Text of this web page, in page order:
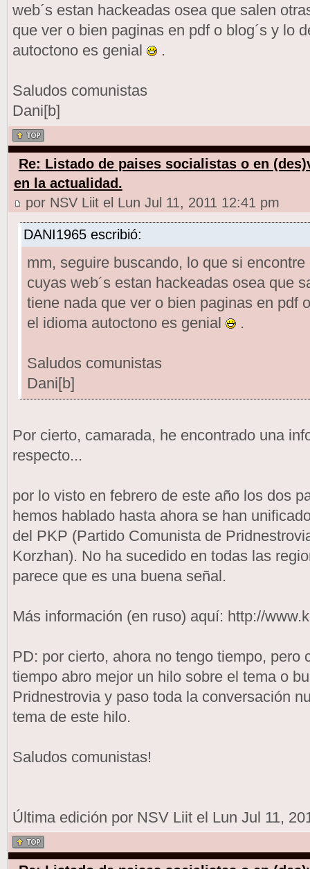
web´s estan hackeadas osea que salen
que ver o bien paginas en pdf o blog´s y lo
autoctono es genial
.
Saludos comunistas
Dani[b]
Re: Listado de paises socialistas o en
en la actualidad.
por NSV Liit el Lun Jul 11, 2011 12:41 pm
DANI1965 escribió:
mm, seguire buscando, lo que si
cuyas web´s estan hackeadas osea que
tiene nada que ver o bien paginas en pdf
el idioma autoctono es genial
.
Saludos comunistas
Dani[b]
Por cierto, camarada, he encontrado una
respecto...
por lo visto en febrero de este año los dos
hemos hablado hasta ahora se han
del PKP (Partido Comunista de
Korzhan). No ha sucedido en todas las
parece que es una buena señal.
Más información (en ruso) aquí: http://
PD: por cierto, ahora no tengo tiempo, pero
tiempo abro mejor un hilo sobre el tema o
Pridnestrovia y paso toda la conversación
tema de este hilo.
Saludos comunistas!
Última edición por NSV Liit el Lun Jul 11,